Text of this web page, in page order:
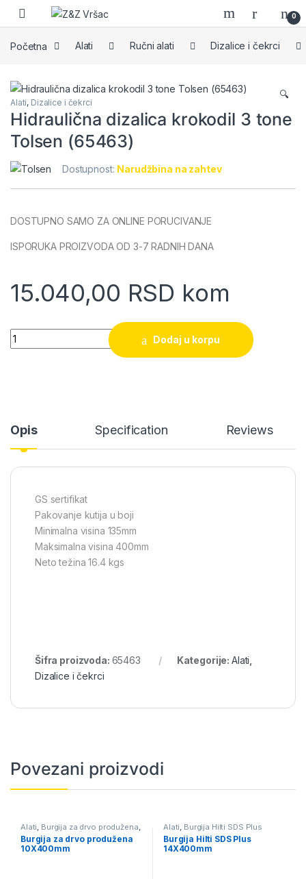
Skip to navigation
Skip to content
0
Početna Alati Ručni alati Dizalice i čekrci
🔍
Alati, Dizalice i čekrci
Hidraulična dizalica krokodil 3 tone
Tolsen (65463)
Dostupnost: Narudžbina na zahtev
DOSTUPNO SAMO ZA ONLINE PORUCIVANJE
ISPORUKA PROIZVODA OD 3-7 RADNIH DANA
15.040,00 RSD kom
Hidraulična dizalica krokodil 3 tone Tolsen (65463) quantity
Dodaj u korpu
Opis Specification Reviews
GS sertifikat
Pakovanje kutija u boji
Minimalna visina 135mm
Maksimalna visina 400mm
Neto težina 16.4 kgs
Šifra proizvoda: 65463 Kategorije: Alati
Dizalice i čekrci
Povezani proizvodi
Alati Burgija za drvo produžena
Pribor za električni alat
Burgija za drvo produžena
10X400mm
Alati Burgija Hilti SDS Plus
Burgija Hilti SDS Plus
14X400mm